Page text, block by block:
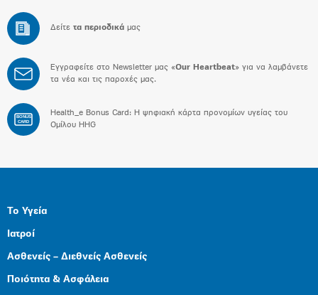
Δείτε τα περιοδικά μας
Εγγραφείτε στο Newsletter μας «Our Heartbeat» για να λαμβάνετε
τα νέα και τις παροχές μας.
BONUS
CARD
Health_e Bonus Card: H ψηφιακή κάρτα προνομίων υγείας του
Ομίλου HHG
Το Υγεία
Ιατροί
Ασθενείς – Διεθνείς Ασθενείς
Ποιότητα & Ασφάλεια